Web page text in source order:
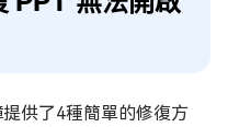
供了4種簡單的修復方